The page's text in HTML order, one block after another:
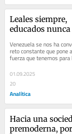
Leales siempre,
educados nunca
Venezuela se nos ha
reto constante que pone
fuerza que tenemos para
frente…
01.09.2025
20
Analítica
Hacia una
premoderna, por